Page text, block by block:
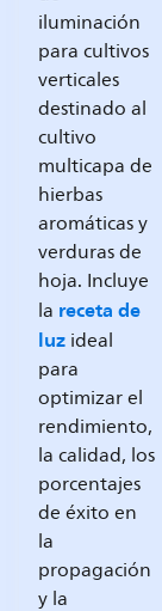
iluminación
para cultivos
verticales
destinado al
cultivo
multicapa de
hierbas
aromáticas y
verduras de
hoja. Incluye
la receta de
luzideal
para
optimizar el
rendimiento,
la calidad, los
porcentajes
de éxito en
la
propagación
y la